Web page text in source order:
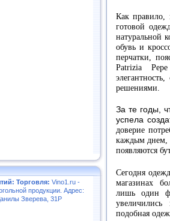
Торговля: Vino1.ru -
продукции. Адрес:
Зверева, 31Р
Как правило,
готовой
натуральной
обувь и
перчатки,
Patrizia
решениями.
За те годы,
успела
доверие
каждым днем,
появляются
Сегодня
магазинах
лишь один
подобная